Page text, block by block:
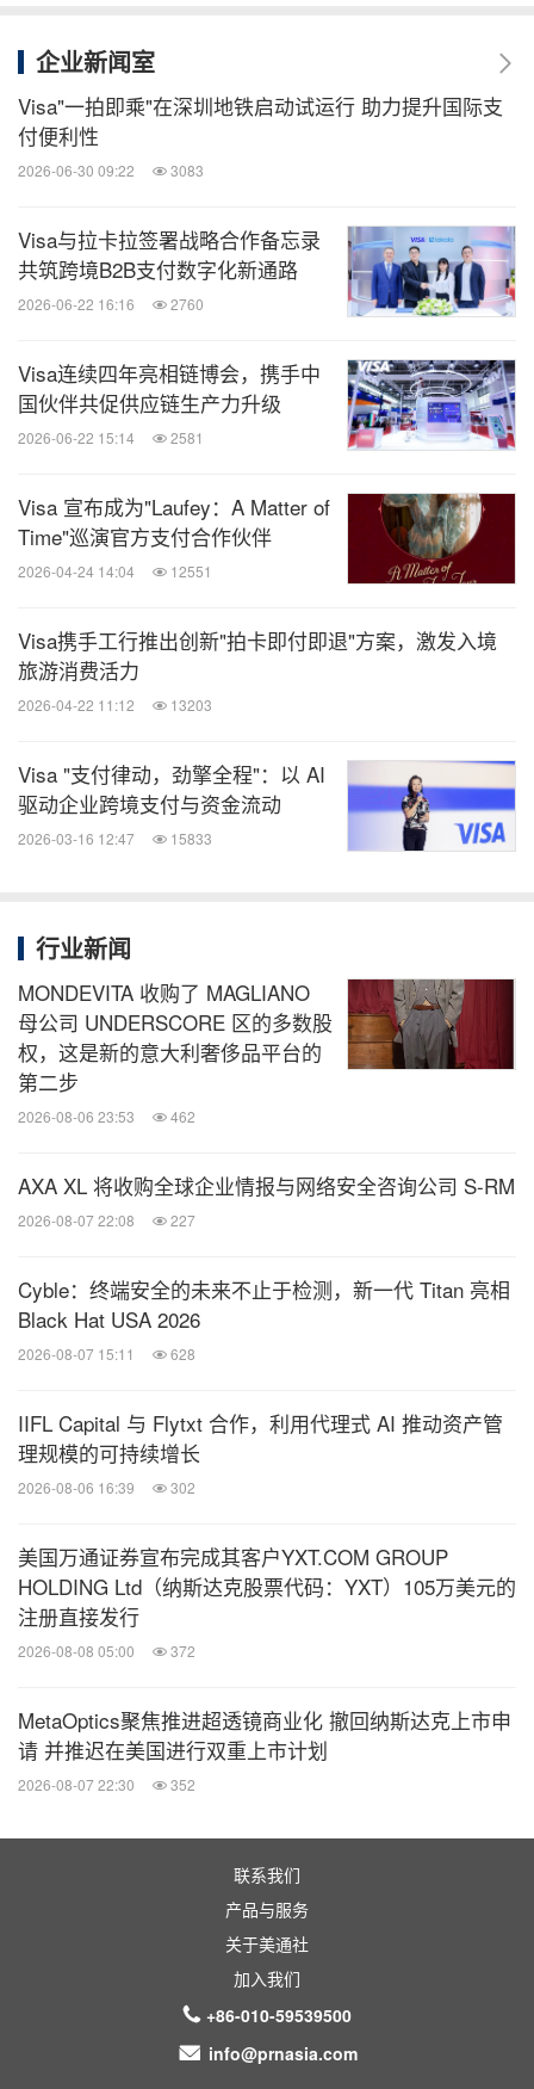
微信公众号“全球TMT”发布全球互联网、科
息、企业并购消息。扫描二维码，立即订
关键词：财经/金融 电脑/电子 电子商务
高科技安全
金融科技
分享到：
企业新闻室
Visa"一拍即乘"在深圳地铁启动试运行 助力提升国际支
付便利性
2026-06-30 09:22 3083
Visa与拉卡拉签署战略合作备忘录
共筑跨境B2B支付数字化新通路
2026-06-22 16:16 2760
Visa连续四年亮相链博会，携手中
国伙伴共促供应链生产力升级
2026-06-22 15:14 2581
Visa 宣布成为"Laufey：A Matter of
Time"巡演官方支付合作伙伴
2026-04-24 14:04 12551
Visa携手工行推出创新"拍卡即付即退"方案，激发入境
旅游消费活力
2026-04-22 11:12 13203
Visa "支付律动，劲擎全程"：以 AI
驱动企业跨境支付与资金流动
2026-03-16 12:47 15833
行业新闻
MONDEVITA 收购了 MAGLIANO
母公司 UNDERSCORE 区的多数股
权，这是新的意大利奢侈品平台的
第二步
2026-08-06 23:53 462
AXA XL 将收购全球企业情报与网络安全咨询公司 S-RM
2026-08-07 22:08 227
Cyble：终端安全的未来不止于检测，新一代 Titan 亮相
Black Hat USA 2026
2026-08-07 15:11 628
IIFL Capital 与 Flytxt 合作，利用代理式 AI 推动资产管
理规模的可持续增长
2026-08-06 16:39 302
美国万通证券宣布完成其客户YXT.COM GROUP
HOLDING Ltd（纳斯达克股票代码：YXT）105万美元的
注册直接发行
2026-08-08 05:00 372
MetaOptics聚焦推进超透镜商业化 撤回纳斯达克上市申
请 并推迟在美国进行双重上市计划
2026-08-07 22:30 352
联系我们
产品与服务
关于美通社
加入我们
+86-010-59539500
info@prnasia.com